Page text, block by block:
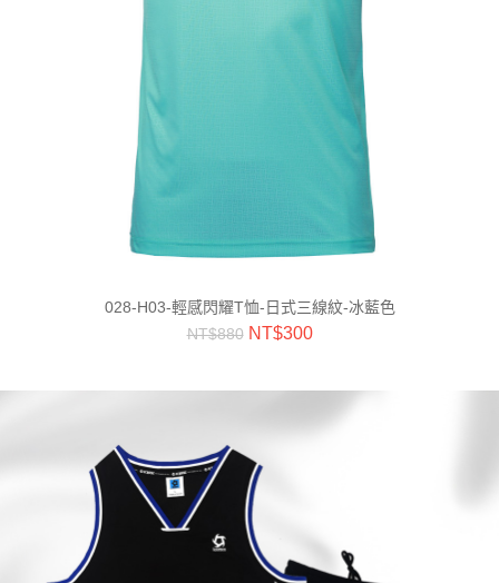
028-H03-輕感閃耀T恤-日式三線紋-冰藍色
NT$880 NT$300